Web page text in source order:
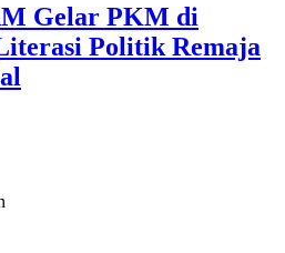
Gelar PKM di
Politik Remaja